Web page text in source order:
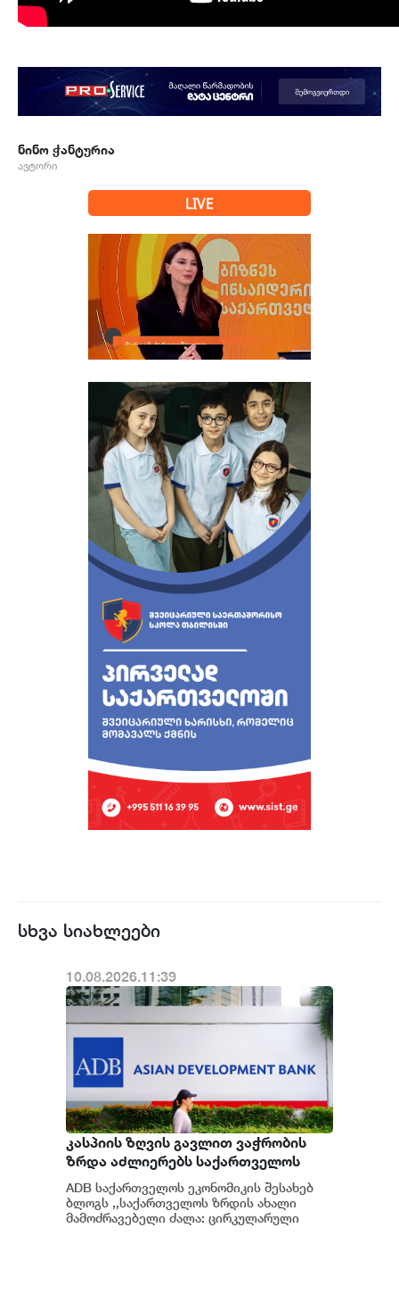
ნინო ჭანტურია
ავტორი
LIVE
სხვა სიახლეები
10.08.2026.11:39
კასპიის ზღვის გავლით ვაჭრობის
ზრდა აძლიერებს საქართველოს
როლს, როგორც ლოგისტიკური ჰაბის,
და ქმნის ახალ შესაძლებლობებს
სასაწყობო და გადამამუშავებელი
ADB საქართველოს ეკონომიკის შესახებ
ბლოგს ,,საქართველოს ზრდის ახალი
მამოძრავებელი ძალა: ცირკულარული